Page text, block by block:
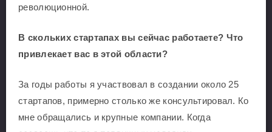
революционной.
В скольких стартапах вы сейчас работаете? Что
привлекает вас в этой области?
За годы работы я участвовал в создании около 25
стартапов, примерно столько же консультировал. Ко
мне обращались и крупные компании. Когда